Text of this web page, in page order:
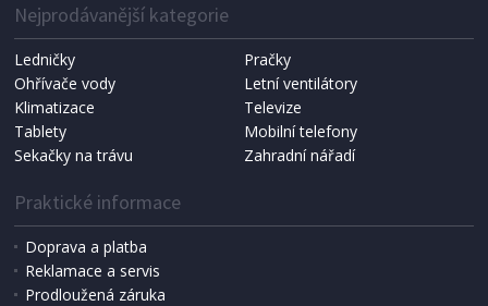
Nejprodávanější kategorie
Ledničky
Pračky
Ohřívače vody
Letní ventilátory
Klimatizace
Televize
Tablety
Mobilní telefony
Sekačky na trávu
Zahradní nářadí
Praktické informace
Doprava a platba
Reklamace a servis
Prodloužená záruka